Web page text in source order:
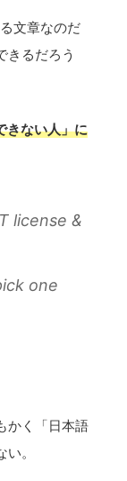
文章なのだ
きるだろう
きない人」に
license &
one
かく「日本語
。